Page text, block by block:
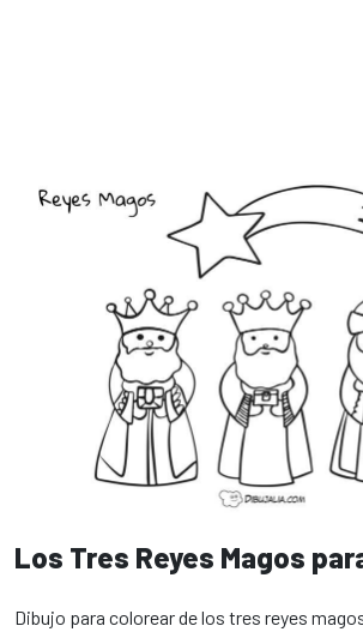
Los Tres Reyes Magos
Dibujo para colorear de los tres reyes